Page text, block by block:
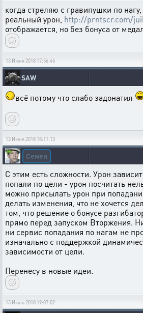
когда стреляю с гравипушки по
реальный урон, http://prntscr.com/
отображается, но без бонуса от
13 Июня 2018 17:56:46
SAW
всё потому что слабо задонатил
13 Июня 2018 18:11:13
Семен
С этим есть сложности. Урон
попали по цели - урон посчитать
можно присылать урон при
делать изменения, что не хочется
том, что решение о бонусе
прямо перед запуском Вторжения.
ни сервис попадания по нагам не
изначально с поддержкой
зависимости от цели.
Перенесу в новые идеи.
13 Июня 2018 19:07:02